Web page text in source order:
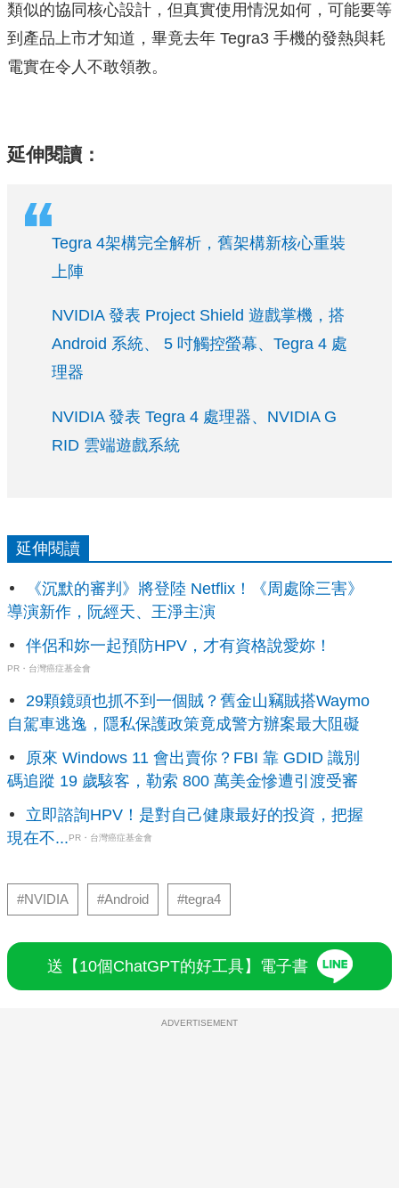
類似的協同核心設計，但真實使用情況如何，可能要等
到產品上市才知道，畢竟去年 Tegra3 手機的發熱與耗
電實在令人不敢領教。
延伸閱讀：
Tegra 4架構完全解析，舊架構新核心重裝
上陣
NVIDIA 發表 Project Shield 遊戲掌機，搭
Android 系統、 5 吋觸控螢幕、Tegra 4 處
理器
NVIDIA 發表 Tegra 4 處理器、NVIDIA G
RID 雲端遊戲系統
延伸閱讀
《沉默的審判》將登陸 Netflix！《周處除三害》
導演新作，阮經天、王淨主演
伴侶和妳一起預防HPV，才有資格說愛妳！
PR・台灣癌症基金會
29顆鏡頭也抓不到一個賊？舊金山竊賊搭Waymo
自駕車逃逸，隱私保護政策竟成警方辦案最大阻礙
原來 Windows 11 會出賣你？FBI 靠 GDID 識別
碼追蹤 19 歲駭客，勒索 800 萬美金慘遭引渡受審
立即諮詢HPV！是對自己健康最好的投資，把握
現在不...PR・台灣癌症基金會
#NVIDIA #Android #tegra4
送【10個ChatGPT的好工具】電子書
ADVERTISEMENT